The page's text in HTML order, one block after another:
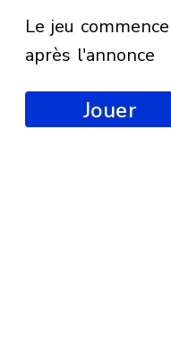
le jeu commencera
après l'annonce
Jouer